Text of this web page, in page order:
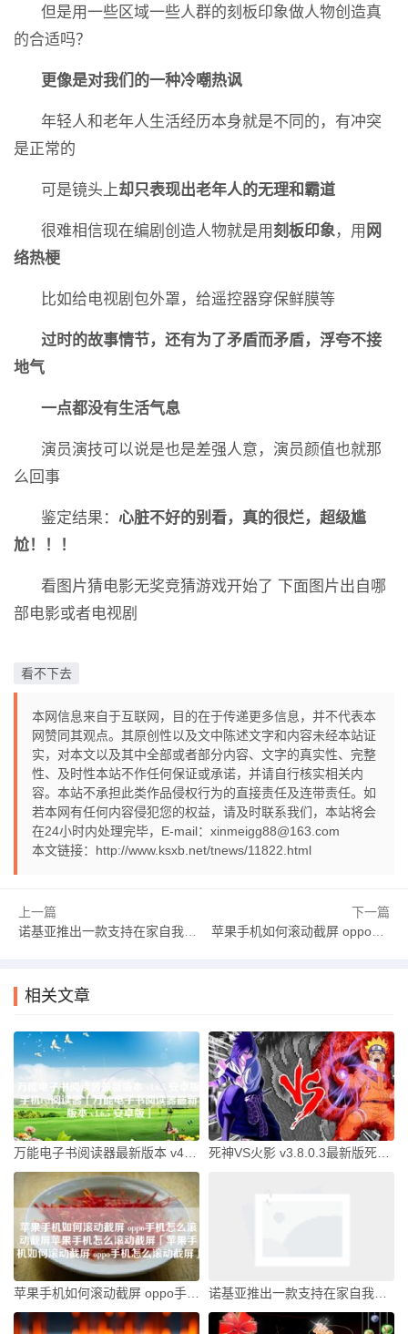
但是用一些区域一些人群的刻板印象做人物创造真
的合适吗？
更像是对我们的一种冷嘲热讽
年轻人和老年人生活经历本身就是不同的，有冲突
是正常的
可是镜头上却只表现出老年人的无理和霸道
很难相信现在编剧创造人物就是用 刻板印象，用 网
络热梗
比如给电视剧包外罩，给遥控器穿保鲜膜等
过时的故事情节，还有为了矛盾而矛盾，浮夸不接
地气
一点都没有生活气息
演员演技可以说是也是差强人意，演员颜值也就那
么回事
鉴定结果： 心脏不好的别看，真的很烂，超级尴
尬！！！
看图片猜电影无奖竞猜游戏开始了 下面图片出自哪
部电影或者电视剧
看不下去
本网信息来自于互联网，目的在于传递更多信息，并不代表本
网赞同其观点。其原创性以及文中陈述文字和内容未经本站证
实，对本文以及其中全部或者部分内容、文字的真实性、完整
性、及时性本站不作任何保证或承诺，并请自行核实相关内
容。本站不承担此类作品侵权行为的直接责任及连带责任。如
若本网有任何内容侵犯您的权益，请及时联系我们，本站将会
在24小时内处理完毕，E-mail：xinmeigg88@163.com
本文链接： http://www.ksxb.net/tnews/11822.html
上一篇
诺基亚推出一款支持在家自我修复的智能手机诺基亚智能手机「诺基亚推出一款支持在家自我修复的智能手机」
下一篇
苹果手机如何滚动截屏 oppo手机怎么滚动截屏苹果手机怎么滚动截屏「苹果手机如何滚动截屏 oppo手机怎么滚动截屏」
相关文章